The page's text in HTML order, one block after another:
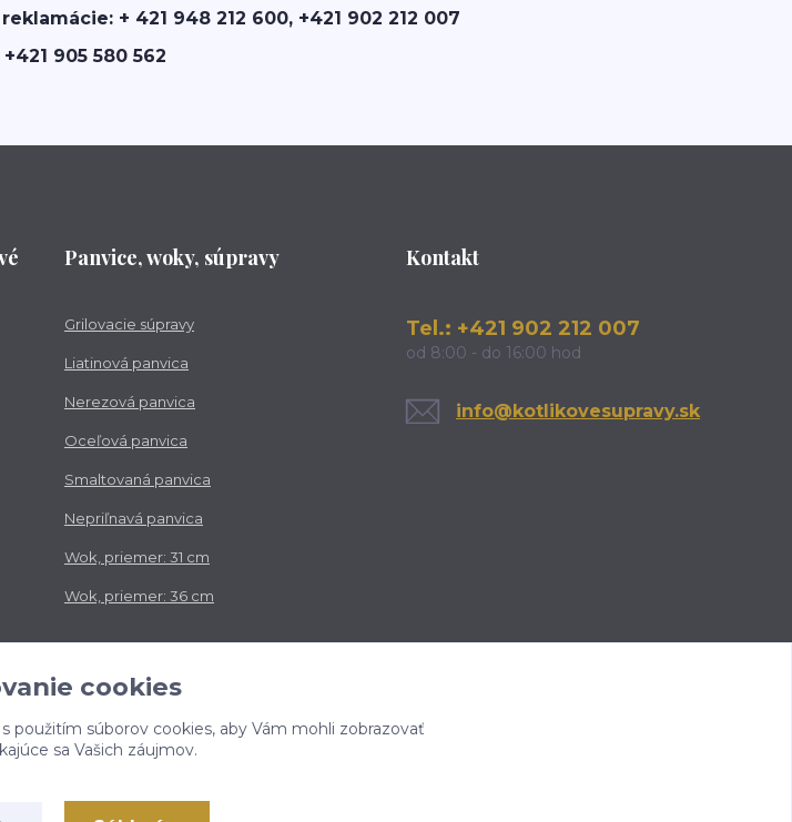
+ 421 948 212 600, +421 902 212 007
905 580 562
Panvice, woky, súpravy
Grilovacie súpravy
Liatinová panvica
Nerezová panvica
Oceľová panvica
Smaltovaná panvica
Nepriľnavá panvica
Wok, priemer: 31 cm
Wok, priemer: 36 cm
Kontakt
Tel.: +421 902 212 007
od 8:00 - do 16:00 hod
info@kotlikovesupravy.sk
cookies
použitím súborov cookies, aby Vám mohli zobrazovať
sa Vašich záujmov.